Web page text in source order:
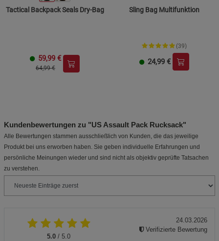
Tactical Backpack Seals Dry-Bag
59,99 €
64,99 €
Sling Bag Multifunktion
(39)
24,99 €
Kundenbewertungen zu "US Assault Pack Rucksack"
Alle Bewertungen stammen ausschließlich von Kunden, die das jeweilige
Produkt bei uns erworben haben. Sie geben individuelle Erfahrungen und
persönliche Meinungen wieder und sind nicht als objektiv geprüfte Tatsachen
zu verstehen.
5.0 / 5.0
24.03.2026
Verifizierte Bewertung